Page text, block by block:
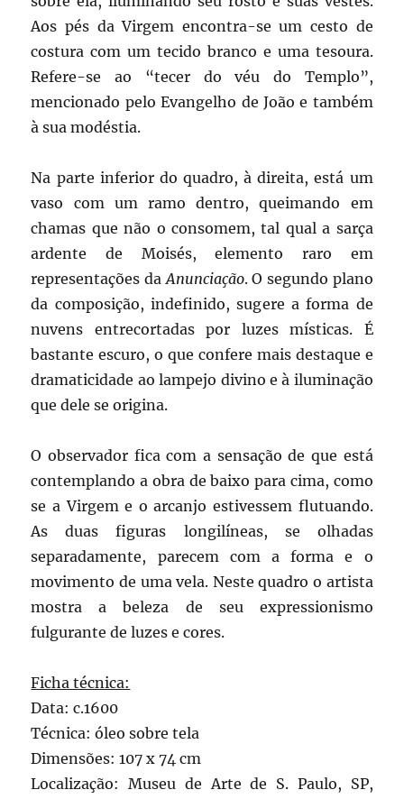
Aos pés da Virgem encontra-se um cesto de
costura com um tecido branco e uma tesoura.
Refere-se ao “tecer do véu do Templo”,
mencionado pelo Evangelho de João e também
à sua modéstia.
Na parte inferior do quadro, à direita, está um
vaso com um ramo dentro, queimando em
chamas que não o consomem, tal qual a sarça
ardente de Moisés, elemento raro em
representações daAnunciação. O segundo plano
da composição, indefinido, sugere a forma de
nuvens entrecortadas por luzes místicas. É
bastante escuro, o que confere mais destaque e
dramaticidade ao lampejo divino e à iluminação
que dele se origina.
O observador fica com a sensação de que está
contemplando a obra de baixo para cima, como
se a Virgem e o arcanjo estivessem flutuando.
As duas figuras longilíneas, se olhadas
separadamente, parecem com a forma e o
movimento de uma vela. Neste quadro o artista
mostra a beleza de seu expressionismo
fulgurante de luzes e cores.
Ficha técnica:
Data: c.1600
Técnica: óleo sobre tela
Dimensões: 107 x 74 cm
Localização: Museu de Arte de S. Paulo, SP,